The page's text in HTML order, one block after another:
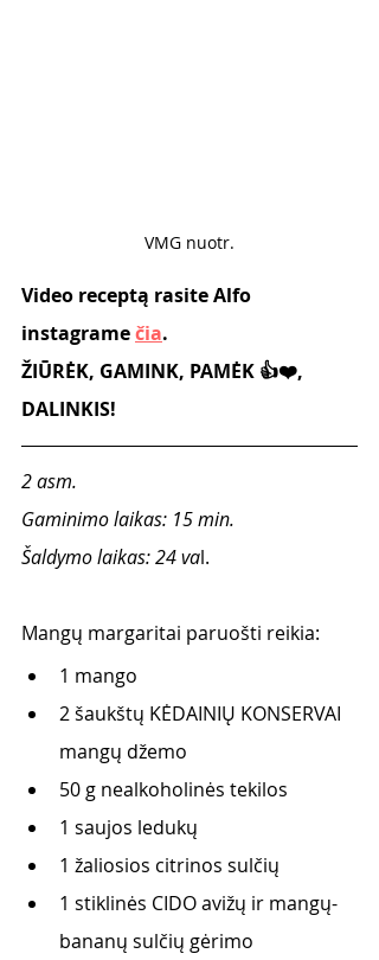
VMG nuotr.
Video receptą rasite Alfo
instagrame čia.
ŽIŪRĖK, GAMINK, PAMĖK 👍❤️,
DALINKIS!
2 asm.
Gaminimo laikas: 15 min.
Šaldymo laikas: 24 val.
Mangų margaritai paruošti reikia:
1 mango
2 šaukštų KĖDAINIŲ KONSERVAI
mangų džemo
50 g nealkoholinės tekilos
1 saujos ledukų
1 žaliosios citrinos sulčių
1 stiklinės CIDO avižų ir mangų-
bananų sulčių gėrimo